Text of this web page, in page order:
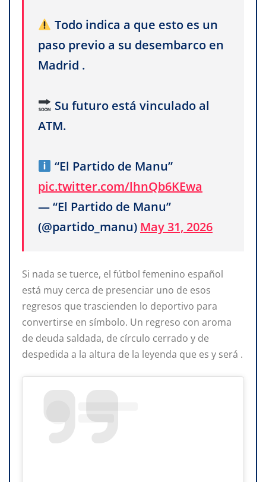
Todo indica a que esto es un
paso previo a su desembarco en
Madrid .
Su futuro está vinculado al
ATM.
“El Partido de Manu”
pic.twitter.com/lhnQb6KEwa
— “El Partido de Manu”
(@partido_manu) May 31, 2026
Si nada se tuerce, el fútbol femenino español
está muy cerca de presenciar uno de esos
regresos que trascienden lo deportivo para
convertirse en símbolo. Un regreso con aroma
de deuda saldada, de círculo cerrado y de
despedida a la altura de la leyenda que es y será .